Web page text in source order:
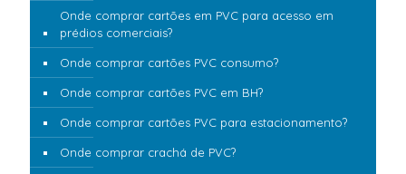
Onde comprar cartões em PVC para acesso em
prédios comerciais?
Onde comprar cartões PVC consumo?
Onde comprar cartões PVC em BH?
Onde comprar cartões PVC para estacionamento?
Onde comprar crachá de PVC?